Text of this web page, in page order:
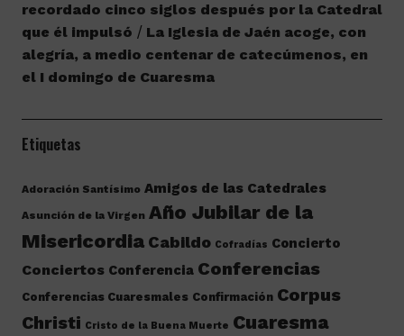
recordado cinco siglos después por la Catedral
que él impulsó
La Iglesia de Jaén acoge, con
alegría, a medio centenar de catecúmenos, en
el I domingo de Cuaresma
Etiquetas
Adoración Santísimo Amigos de las Catedrales
Asunción de la Virgen Año Jubilar de la
Misericordia Cabildo Cofradías Concierto
Conciertos Conferencia Conferencias
Conferencias Cuaresmales Confirmación Corpus
Christi Cristo de la Buena Muerte Cuaresma